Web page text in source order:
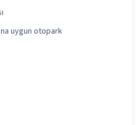
uygun otopark